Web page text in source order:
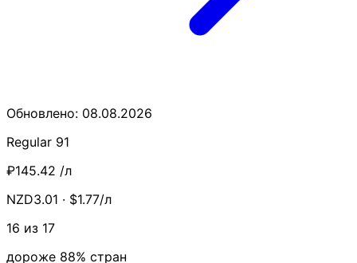
Обновлено: 08.08.2026
Regular 91
₽145.42 /л
NZD3.01 · $1.77/л
16 из 17
дороже 88% стран